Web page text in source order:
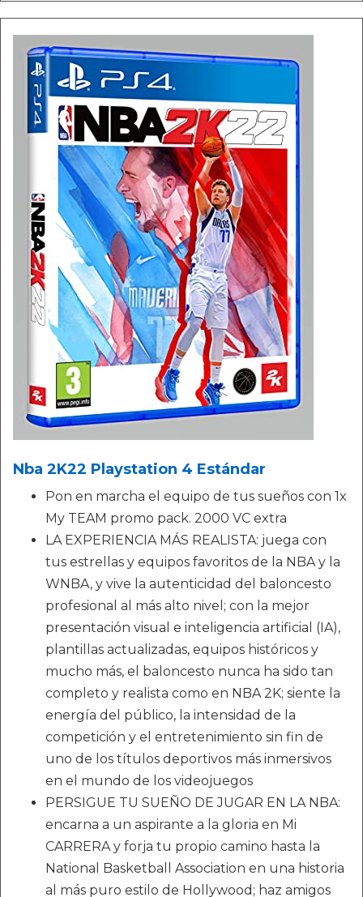
Nba 2K22 Playstation 4 Estándar
Pon en marcha el equipo de tus sueños con 1x
My TEAM promo pack. 2000 VC extra
LA EXPERIENCIA MÁS REALISTA: juega con
tus estrellas y equipos favoritos de la NBA y la
WNBA, y vive la autenticidad del baloncesto
profesional al más alto nivel; con la mejor
presentación visual e inteligencia artificial (IA),
plantillas actualizadas, equipos históricos y
mucho más, el baloncesto nunca ha sido tan
completo y realista como en NBA 2K; siente la
energía del público, la intensidad de la
competición y el entretenimiento sin fin de
uno de los títulos deportivos más inmersivos
en el mundo de los videojuegos
PERSIGUE TU SUEÑO DE JUGAR EN LA NBA:
encarna a un aspirante a la gloria en Mi
CARRERA y forja tu propio camino hasta la
National Basketball Association en una historia
al más puro estilo de Hollywood; haz amigos